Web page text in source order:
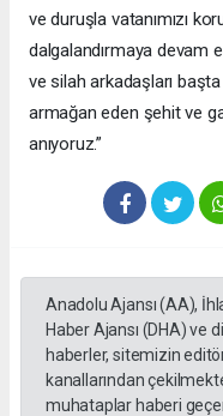
ve duruşla vatanımızı
dalgalandırmaya devam
ve silah arkadaşları
armağan eden şehit ve
anıyoruz.”
Anadolu Ajansı (AA),
Haber Ajansı (DHA) ve
haberler, sitemizin
kanallarından
muhataplar haberi